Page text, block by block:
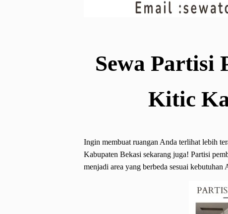
Sewa Partisi
Kitic
Ingin membuat ruangan Anda terlihat lebih
Kabupaten Bekasi sekarang juga! Partisi
menjadi area yang berbeda sesuai kebutuhan